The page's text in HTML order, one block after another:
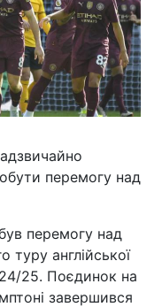
перемогу над
перемогу над
туру англійської
25. Поєдинок на
завершився